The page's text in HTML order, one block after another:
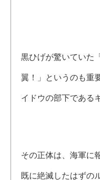
黒ひげが驚いてい
翼！」というのも重
イドウの部下である
その正体は、海軍に
既に絶滅したはずの